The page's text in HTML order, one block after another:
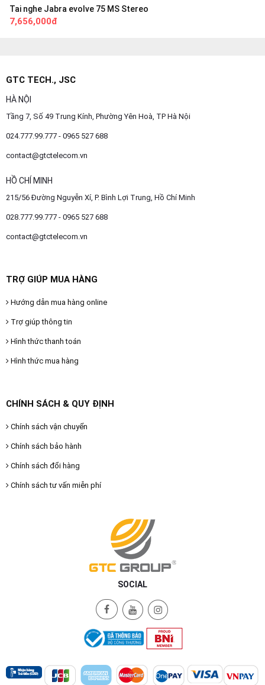
Tai nghe Jabra evolve 75 MS Stereo
7,656,000đ
GTC TECH., JSC
HÀ NỘI
Tầng 7, Số 49 Trung Kính, Phường Yên Hoà, TP Hà Nội
024.777.99.777 - 0965 527 688
contact@gtctelecom.vn
HỒ CHÍ MINH
215/56 Đường Nguyễn Xí, P. Bình Lợi Trung, Hồ Chí Minh
028.777.99.777 - 0965 527 688
contact@gtctelecom.vn
TRỢ GIÚP MUA HÀNG
Hướng dẫn mua hàng online
Trợ giúp thông tin
Hình thức thanh toán
Hình thức mua hàng
CHÍNH SÁCH & QUY ĐỊNH
Chính sách vận chuyển
Chính sách bảo hành
Chính sách đổi hàng
Chính sách tư vấn miễn phí
SOCIAL